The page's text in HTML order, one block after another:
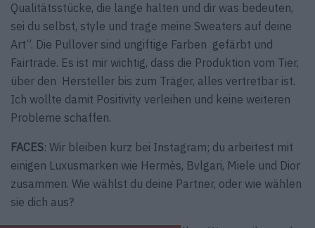
Qualitätsstücke, die lange halten und dir was bedeuten,
sei du selbst, style und trage meine Sweaters auf deine
Art”. Die Pullover sind ungiftige Farben gefärbt und
Fairtrade. Es ist mir wichtig, dass die Produktion vom Tier,
über den Hersteller bis zum Träger, alles vertretbar ist.
Ich wollte damit Positivity verleihen und keine weiteren
Probleme schaffen.
FACES: Wir bleiben kurz bei Instagram; du arbeitest mit
einigen Luxusmarken wie Hermès, Bvlgari, Miele und Dior
zusammen. Wie wählst du deine Partner, oder wie wählen
sie dich aus?